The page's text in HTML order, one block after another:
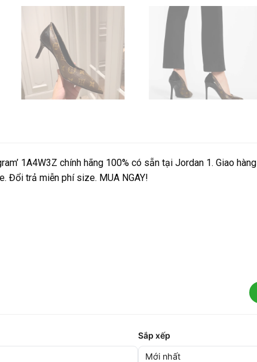
1A4W3Z chính hãng 100% có sẵn tại Jordan 1. Giao hàng
Đổi trả miễn phí size. MUA NGAY!
Sắp xếp